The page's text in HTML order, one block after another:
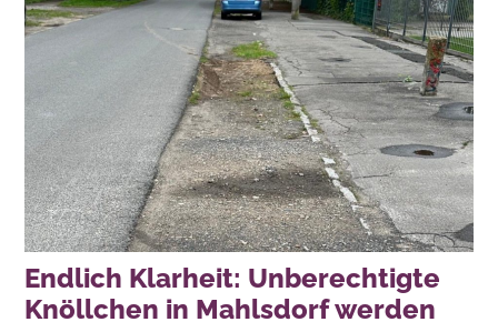
Endlich Klarheit: Unberechtigte
Knöllchen in Mahlsdorf werden